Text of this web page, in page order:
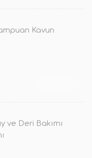
Kavun
ve Deri Bakımı